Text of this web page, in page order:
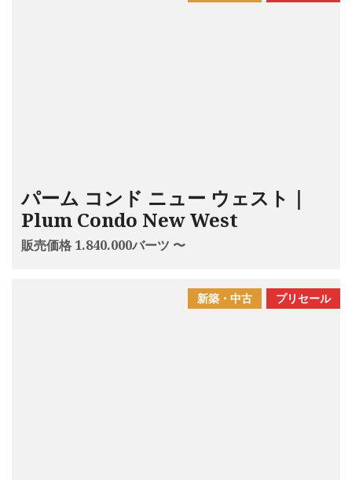
パーム コンド ニュー ウェスト｜
Plum Condo New West
販売価格 1.840.000バーツ 〜
プリセール
新築・中古